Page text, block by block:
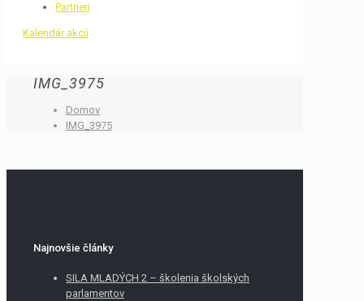
Partneri
Kalendár akcií
IMG_3975
Domov
IMG_3975
Najnovšie články
SILA MLADÝCH 2 – školenia školských
parlamentov